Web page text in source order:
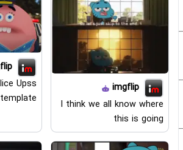
imgflip
I think we all know where
this is going
Upss
template